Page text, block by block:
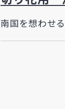
南国を想わせ